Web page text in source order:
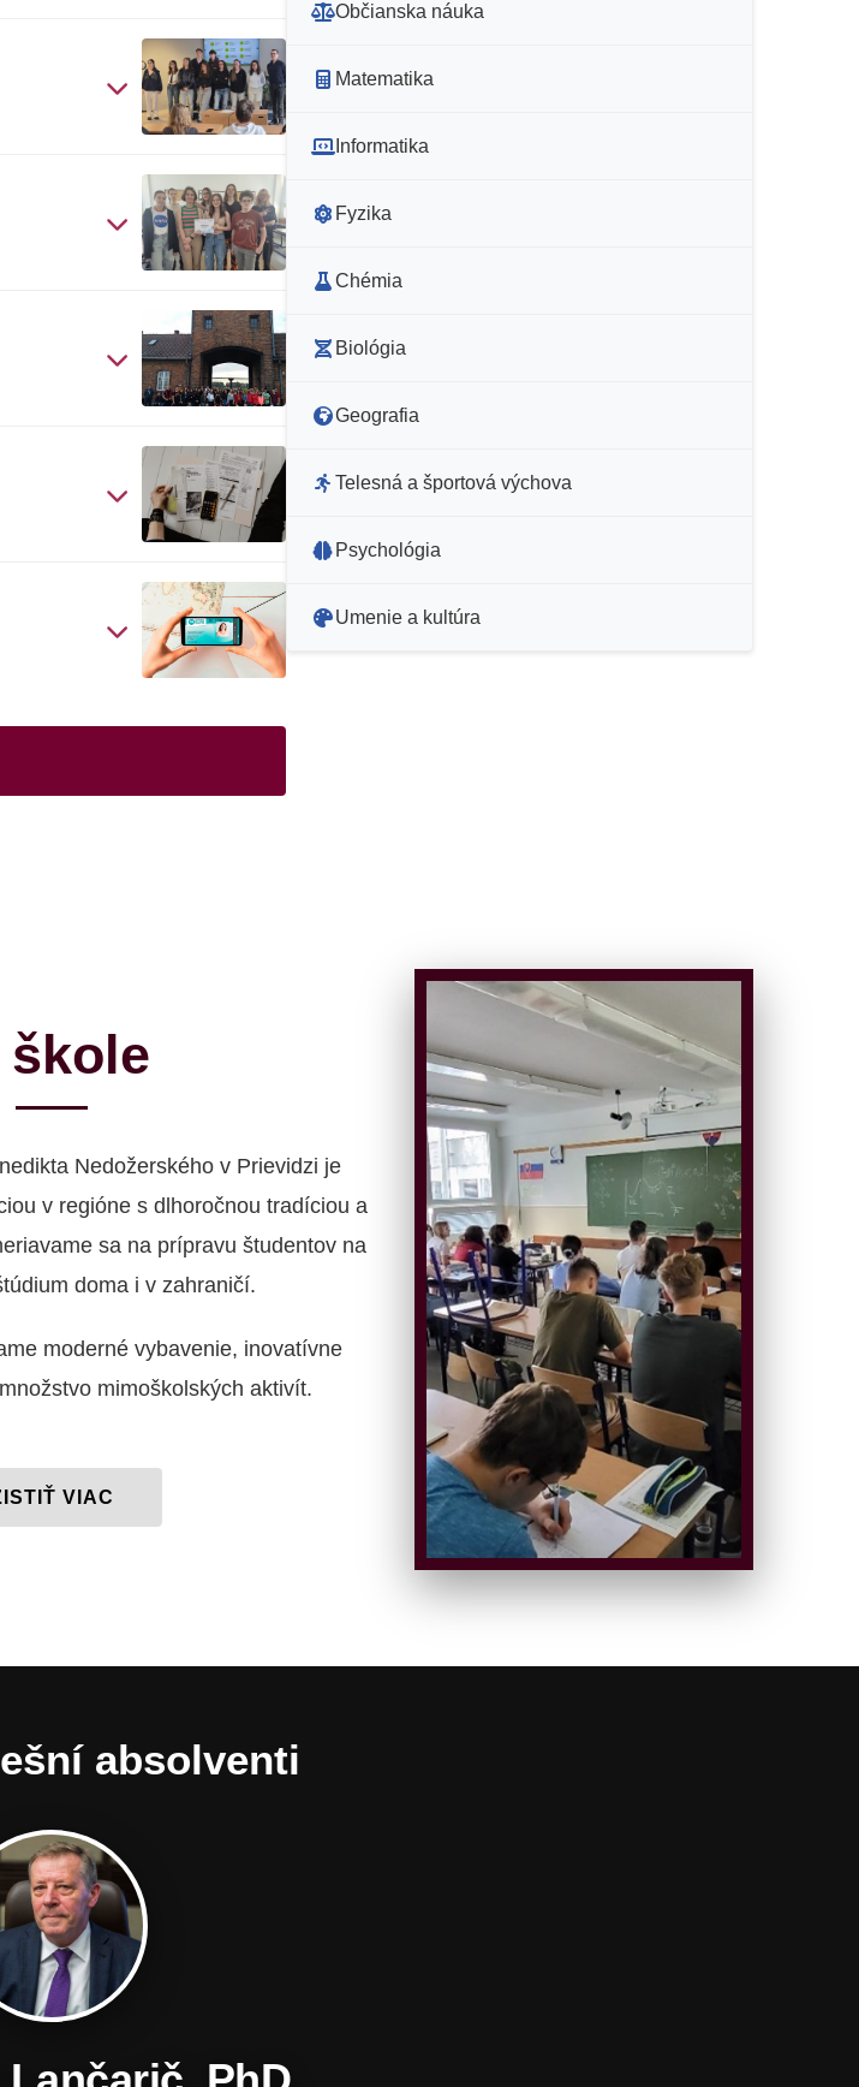
Občianska náuka
Matematika
Informatika
Fyzika
Chémia
Biológia
Geografia
Telesná a športová výchova
Psychológia
Umenie a kultúra
škole
Nedožerského v Prievidzi je
v regióne s dlhoročnou tradíciou a
sa na prípravu študentov na
doma i v zahraničí.
moderné vybavenie, inovatívne
mimoškolských aktivít.
VIAC
absolventi